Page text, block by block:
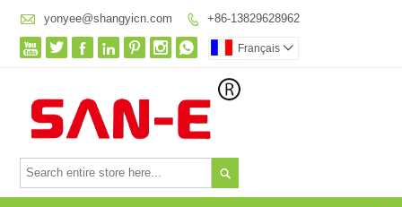
 yonyee@shangyicn.com  +86-13829628962
       Français 
